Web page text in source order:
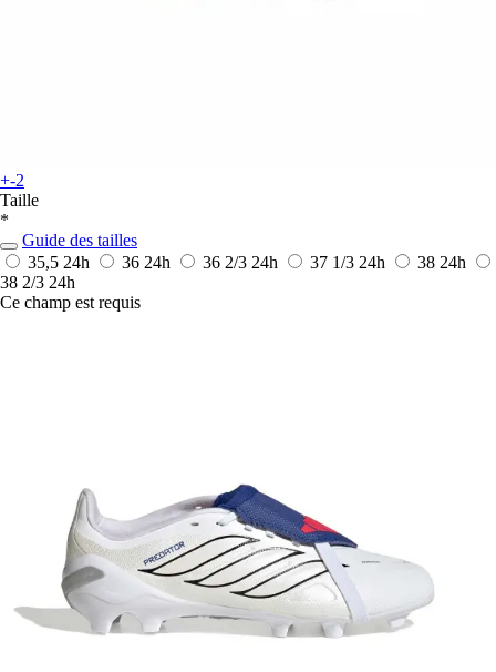
+-2
Taille
*
Guide des tailles
35,5 24h 36 24h 36 2/3 24h 37 1/3 24h 38 24h
38 2/3 24h
Ce champ est requis